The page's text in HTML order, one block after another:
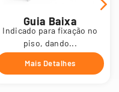
Guia Baixa
Indicado para fixação no
piso, dando...
Mais Detalhes